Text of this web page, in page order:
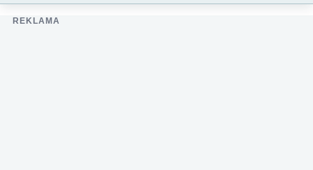
REKLAMA